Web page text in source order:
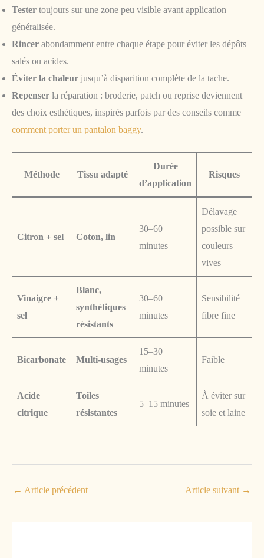
Tester toujours sur une zone peu visible avant application
généralisée.
Rincer abondamment entre chaque étape pour éviter les dépôts
salés ou acides.
Éviter la chaleur jusqu’à disparition complète de la tache.
Repenser la réparation : broderie, patch ou reprise deviennent
des choix esthétiques, inspirés parfois par des conseils comme
comment porter un pantalon baggy.
Méthode Tissu adapté
Durée
d’application
Risques
Citron + sel Coton, lin
30–60
minutes
Délavage
possible sur
couleurs
vives
Vinaigre +
sel
Blanc,
synthétiques
résistants
30–60
minutes
Sensibilité
fibre fine
Bicarbonate Multi-usages
15–30
minutes
Faible
Acide
citrique
Toiles
résistantes
5–15 minutes
À éviter sur
soie et laine
← Article précédent Article suivant →